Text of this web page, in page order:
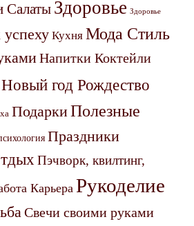
Салаты Здоровье Здоровье
Кухня Мода Стиль
Напитки Коктейли
Новый год Рождество
ПодаркиПолезные
Праздники
Пэчворк, квилтинг,
Карьера Рукоделие
Свечи своими руками